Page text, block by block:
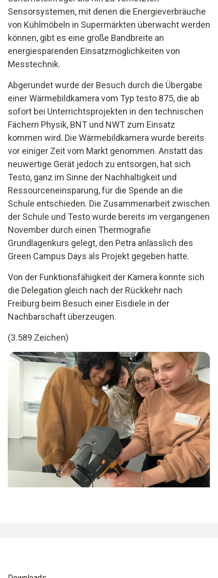
Sensorsystemen, mit denen die Energieverbräuche
von Kühlmöbeln in Supermärkten überwacht werden
können, gibt es eine große Bandbreite an
energiesparenden Einsatzmöglichkeiten von
Messtechnik.
Abgerundet wurde der Besuch durch die Übergabe
einer Wärmebildkamera vom Typ testo 875, die ab
sofort bei Unterrichtsprojekten in den technischen
Fächern Physik, BNT und NWT zum Einsatz
kommen wird. Die Wärmebildkamera wurde bereits
vor einiger Zeit vom Markt genommen. Anstatt das
neuwertige Gerät jedoch zu entsorgen, hat sich
Testo, ganz im Sinne der Nachhaltigkeit und
Ressourceneinsparung, für die Spende an die
Schule entschieden. Die Zusammenarbeit zwischen
der Schule und Testo wurde bereits im vergangenen
November durch einen Thermografie
Grundlagenkurs gelegt, den Petra anlässlich des
Green Campus Days als Projekt gegeben hatte.
Von der Funktionsfähigkeit der Kamera konnte sich
die Delegation gleich nach der Rückkehr nach
Freiburg beim Besuch einer Eisdiele in der
Nachbarschaft überzeugen.
(3.589 Zeichen)